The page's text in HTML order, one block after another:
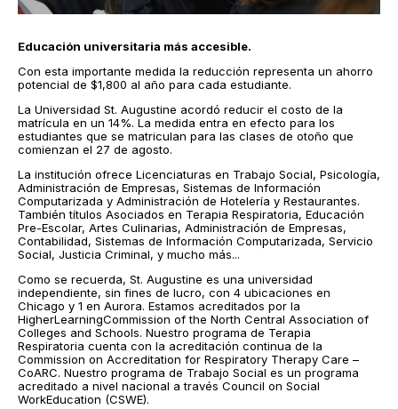
Educación universitaria más accesible.
Con esta importante medida la reducción representa un ahorro
potencial de $1,800 al año para cada estudiante.
La Universidad St. Augustine acordó reducir el costo de la
matrícula en un 14%. La medida entra en efecto para los
estudiantes que se matriculan para las clases de otoño que
comienzan el 27 de agosto.
La institución ofrece Licenciaturas en Trabajo Social, Psicología,
Administración de Empresas, Sistemas de Información
Computarizada y Administración de Hotelería y Restaurantes.
También títulos Asociados en Terapia Respiratoria, Educación
Pre-Escolar, Artes Culinarias, Administración de Empresas,
Contabilidad, Sistemas de Información Computarizada, Servicio
Social, Justicia Criminal, y mucho más...
Como se recuerda, St. Augustine es una universidad
independiente, sin fines de lucro, con 4 ubicaciones en
Chicago y 1 en Aurora. Estamos acreditados por la
HigherLearningCommission of the North Central Association of
Colleges and Schools. Nuestro programa de Terapia
Respiratoria cuenta con la acreditación continua de la
Commission on Accreditation for Respiratory Therapy Care –
CoARC. Nuestro programa de Trabajo Social es un programa
acreditado a nivel nacional a través Council on Social
WorkEducation (CSWE).